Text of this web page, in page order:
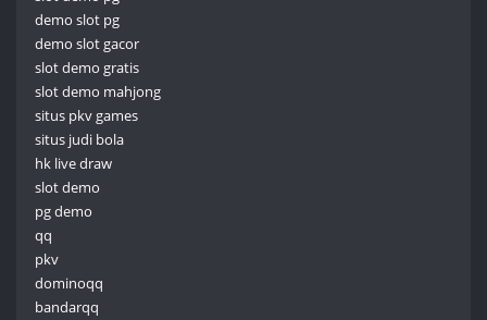
demo slot pg
demo slot gacor
slot demo gratis
slot demo mahjong
situs pkv games
situs judi bola
hk live draw
slot demo
pg demo
qq
pkv
dominoqq
bandarqq